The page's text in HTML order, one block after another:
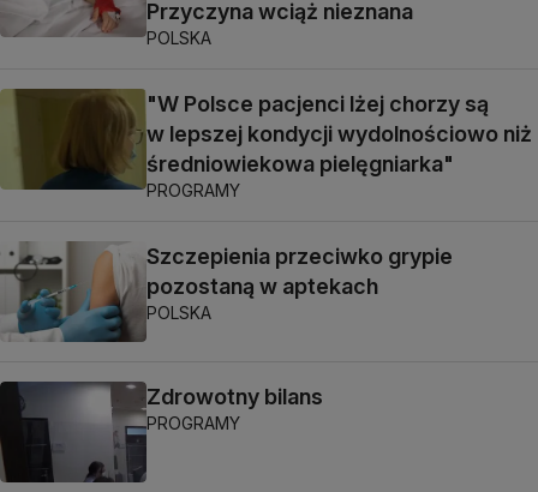
Przyczyna wciąż nieznana
POLSKA
"W Polsce pacjenci lżej chorzy są
w lepszej kondycji wydolnościowo niż
średniowiekowa pielęgniarka"
PROGRAMY
Szczepienia przeciwko grypie
pozostaną w aptekach
POLSKA
Zdrowotny bilans
PROGRAMY